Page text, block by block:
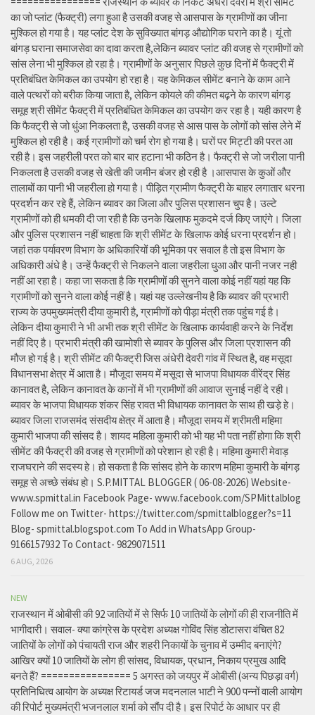
का जो प्लांट (फैक्ट्री) लगा हुआ है उसकी वजह से आसपास के ग्रामीणों का जीना
मुश्किल हो गया है। यह प्लांट देश के सुविख्यात बांगड़ औद्योगिक घराने का है। यूं तो
बांगड़ घराना समाजसेवा का दावा करता है,लेकिन ब्यावर प्लांट की वजह से ग्रामीणों को
सांस लेना भी मुश्किल हो रहा है। ग्रामीणों के अनुसार पिछले कुछ दिनों में फैक्ट्री में
प्रतिबंधित केमिकल का उपयोग हो रहा है। यह केमिकल सीमेंट बनाने के काम आने
वाले पत्थरों को बरीक किया जाता है, लेकिन कोयले की कीमत बढ़ने के कारण बांगड़
समूह श्री सीमेंट फैक्ट्री में प्रतिबंधित केमिकल का उपयोग कर रहा है। यही कारण है
कि फैक्ट्री से जो धुंआ निकलता है, उसकी वजह से आस पास के लोगों को सांस लेने में
मुश्किल हो रही है। कई ग्रामीणों को चर्म रोग हो गया है। घरों पर मिट्टी की परत आ
रही है। इस जहरीली परत को बार बार हटाना भी कठिन है। फैक्ट्री से जो जरीला पानी
निकलता है उसकी वजह से खेती की जमीन बंजर हो रही है ।आसपास के कुओं और
तालाबों का पानी भी जहरीला हो गया है। पीड़ित ग्रामीण फैक्ट्री के बाहर लगातार धरना
प्रदर्शन कर रहे हैं, लेकिन ब्यावर का जिला और पुलिस प्रशासन चुप है। उल्टे
ग्रामीणों को ही धमकी दी जा रही है कि उनके खिलाफ मुकदमे दर्ज किए जाएंगे। जिला
और पुलिस प्रशासन नहीं चाहता कि श्री सीमेंट के खिलाफ कोई धरना प्रदर्शन हो।
जहां तक पर्यावरण विभाग के अधिकारियों की भूमिका पर सवाल है तो इस विभाग के
अधिकारी अंधे है। उन्हें फैक्ट्री से निकलने वाला जहरीला धुआ और पानी नजर नही
नहीं आ रहा है। कहा जा सकता है कि ग्रामीणों की सुनने वाला कोई नहीं यहां यह कि
ग्रामीणों को सुनने वाला कोई नहीं है। यहां यह उल्लेखनीय है कि ब्यावर की प्रभारी
राज्य के उपमुख्यमंत्री दीया कुमारी है, ग्रामीणों को पीड़ा मंत्री तक पहुंच गई है।
लेकिन दीया कुमारी ने भी अभी तक श्री सीमेंट के खिलाफ कार्यवाही करने के निर्देश
नहीं दिए है। प्रभारी मंत्री की खामोशी से ब्यावर के पुलिस और जिला प्रशासन की
मौज हो गई है। श्री सीमेंट की फैक्ट्री जिस अंधेरी देवरी गांव में स्थित है, वह मसूदा
विधानसभा क्षेत्र में आता है। मौजूदा समय में मसूदा से भाजपा विधायक वीरेंद्र सिंह
कानावत है, लेकिन कानावत के कानों में भी ग्रामीणों की आवाज सुनाई नहीं दे रही।
ब्यावर के भाजपा विधायक शंकर सिंह रावत भी विधायक कानावत के साथ ही खड़े हे।
ब्यावर जिला राजसमंद संसदीय क्षेत्र में आता है। मौजूदा समय में श्रीमती महिमा
कुमारी भाजपा की सांसद है। शायद महिला कुमारी को भी यह भी पता नहीं होगा कि श्री
सीमेंट की फैक्ट्री की वजह से ग्रामीणों को परेशान हो रही है। महिमा कुमारी मेवाड़
राजघराने की सदस्य हे। हो सकता है कि सांसद होने के कारण महिमा कुमारी के बांगड़
समूह से अच्छे संबंध हो। S.P.MITTAL BLOGGER ( 06-08-2026) Website-
www.spmittal.in Facebook Page- www.facebook.com/SPMittalblog
Follow me on Twitter- https://twitter.com/spmittalblogger?s=11
Blog- spmittal.blogspot.com To Add in WhatsApp Group-
9166157932 To Contact- 9829071511
6 AUG, 2026
NEW
राजस्थान में ओबीसी की 92 जातियों में से सिर्फ 10 जातियों के लोगों की ही राजनीति में
भागीदारी। सवाल- क्या कांग्रेस के प्रदेश अध्यक्ष गोविंद सिंह डोटासरा वंचित 82
जातियों के लोगों को पंचायती राज और शहरी निकायों के चुनाव में उम्मीद बनाएंगे?
आखिर क्यों 10 जातियों के लोग ही सांसद, विधायक, प्रधान, निकाय प्रमुख आदि
बनते हैं? ================ 5 अगस्त को जयपुर में ओबीसी (अन्य पिछड़ा वर्ग)
प्रतिनिधित्व आयोग के अध्यक्ष रिटायर्ड जज मदनलाल भाटी ने 900 पन्नों वाली आयोग
की रिपोर्ट मुख्यमंत्री भजनलाल शर्मा को सौंप दी है। इस रिपोर्ट के आधार पर ही